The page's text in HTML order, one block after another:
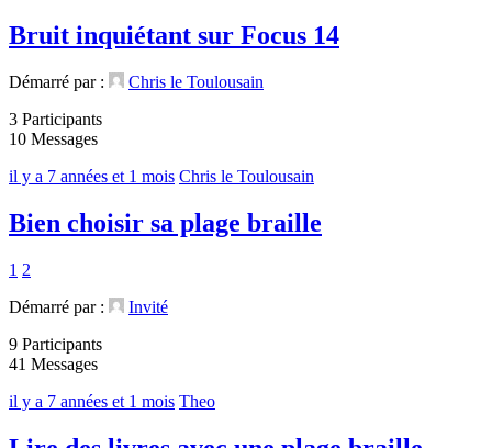
Bruit inquiétant sur Focus 14
Démarré par :
Chris le Toulousain
3 Participants
10 Messages
il y a 7 années et 1 mois Chris le Toulousain
Bien choisir sa plage braille
1 2
Démarré par :
Invité
9 Participants
41 Messages
il y a 7 années et 1 mois Theo